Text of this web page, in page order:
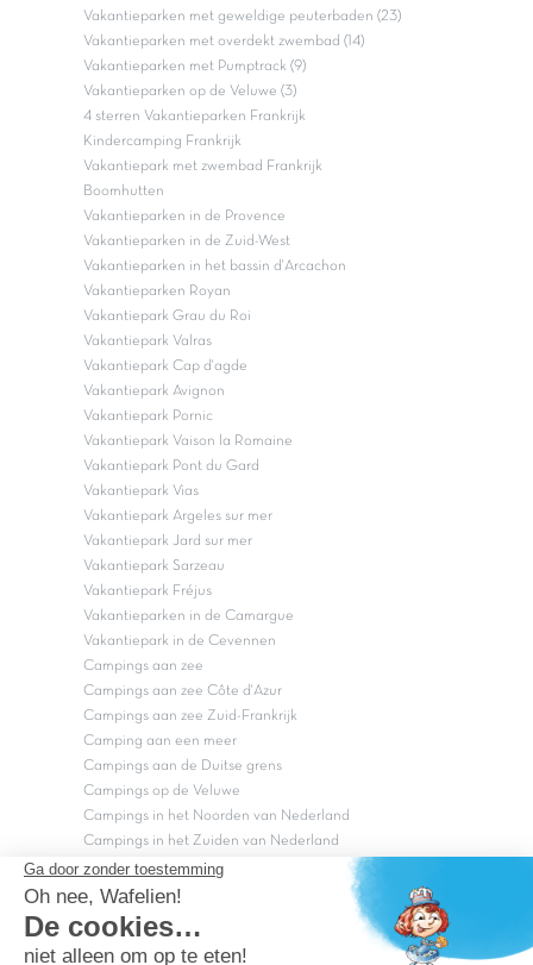
Vakantieparken met geweldige peuterbaden (23)
Vakantieparken met overdekt zwembad (14)
Vakantieparken met Pumptrack (9)
Vakantieparken op de Veluwe (3)
4 sterren Vakantieparken Frankrijk
Kindercamping Frankrijk
Vakantiepark met zwembad Frankrijk
Boomhutten
Vakantieparken in de Provence
Vakantieparken in de Zuid-West
Vakantieparken in het bassin d'Arcachon
Vakantieparken Royan
Vakantiepark Grau du Roi
Vakantiepark Valras
Vakantiepark Cap d'agde
Vakantiepark Avignon
Vakantiepark Pornic
Vakantiepark Vaison la Romaine
Vakantiepark Pont du Gard
Vakantiepark Vias
Vakantiepark Argeles sur mer
Vakantiepark Jard sur mer
Vakantiepark Sarzeau
Vakantiepark Fréjus
Vakantieparken in de Camargue
Vakantiepark in de Cevennen
Campings aan zee
Campings aan zee Côte d'Azur
Campings aan zee Zuid-Frankrijk
Camping aan een meer
Campings aan de Duitse grens
Campings op de Veluwe
Campings in het Noorden van Nederland
Campings in het Zuiden van Nederland
Copyright Capfun 2026 ©
Bij Capfun solliciteren
Veelgestelde vragen